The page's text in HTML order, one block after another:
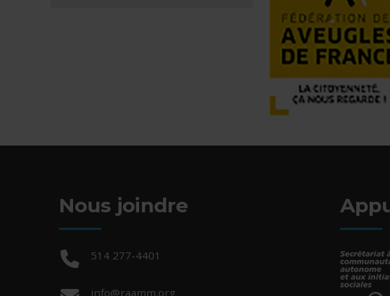
Nous joindre
Téléphone :
514 277-4401
Courriel :
info@raamm.org